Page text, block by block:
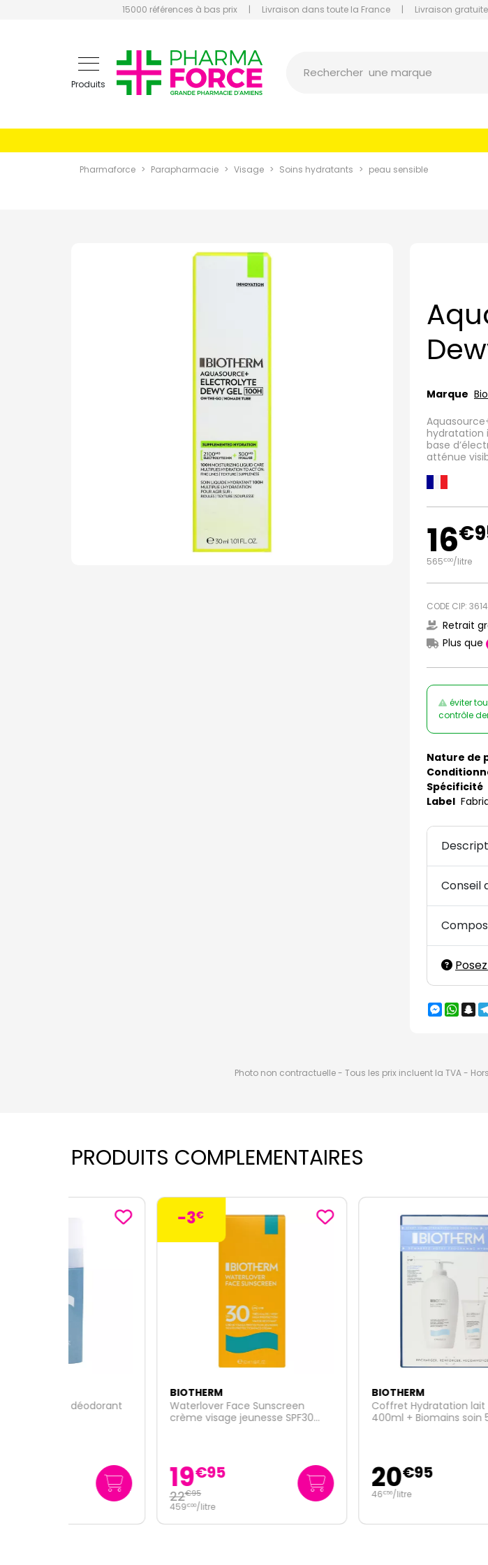
15000 références à bas prix | Livraison dans toute la France | Livraison
Produits
Rechercher
un conseil
Pharmaforce Parapharmacie Visage Soins hydratants peau sensible
Marque
hydratation
base
atténue
16€
565€00/litre
CODE CIP:
Retrait
Plus que
éviter
contrôle
Nature de
Spécificité
Label
Conseil
Photo non contractuelle - Tous les prix incluent la TVA -
PRODUITS COMPLEMENTAIRES
€
Waterlover Face Sunscreen
crème visage jeunesse SPF30
19€95
22€ 95
Coffret Hydratation lait corporel
400ml + Biomains soin 50ml
20€95
€56 /litre